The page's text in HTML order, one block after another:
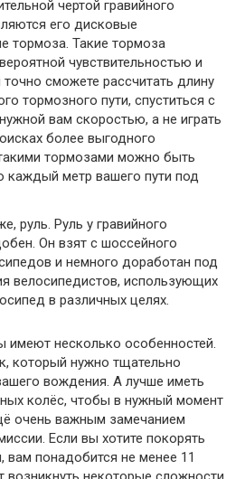
чертой гравийного
его дисковые
тормоза. Такие тормоза
чувствительностью и
сможете рассчитать длину
тормозного пути, спуститься с
вам скоростью, а не играть
более выгодного
тормозами можно быть
каждый метр вашего пути под
руль. Руль у гравийного
Он взят с шоссейного
и немного доработан под
велосипедистов, использующих
в различных целях.
имеют несколько особенностей.
который нужно тщательно
вождения. А лучше иметь
колёс, чтобы в нужный момент
очень важным замечанием
Если вы хотите покорять
вам понадобится не менее 11